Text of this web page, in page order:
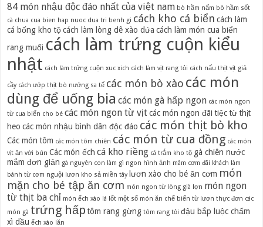
84 món nhậu độc đáo nhất của việt nam bò hầm nấm bò hầm sốt
cà chua cua bien hap nuoc dua tri benh gi cách kho cá biển cách làm
cá bống kho tộ cách làm lòng dê xào dứa cách làm món cua biển
rang muối cách làm trứng cuộn kiểu
nhật cách làm trứng cuộn xuc xich cách làm vịt rang tỏi cách nấu thịt vịt giả
cầy cách ướp thịt bò nướng sa tế các món bò xào các món
dùng để uống bia các món gà hấp ngon các món ngon
từ cua biển cho bé các món ngon từ vịt các món ngon đãi tiệc từ thịt
heo các món nhậu bình dân độc đáo các món thịt bò kho
Các món tôm các món tôm chiên các món từ cua đồng các món
vịt ăn với bún Các món ếch cá kho riềng cá trắm kho tộ gà chiên nước
mắm đơn giản gà nguyên con làm gì ngon hình ảnh mâm cơm đãi khách làm
bánh từ cơm nguội lươn kho sả miền tây lươn xào cho bé ăn cơm món
mặn cho bé tập ăn cơm món ngon từ lòng già lợn món ngon
từ thịt ba chỉ món ếch xào lá lốt một số món ăn chế biến từ lươn thực đơn các
món gà trứng hấp tôm rang gừng tôm rang tỏi đậu bắp luộc chấm
xì dầu ếch xào lăn